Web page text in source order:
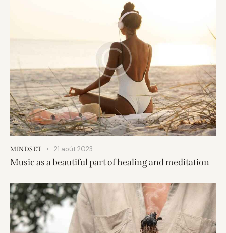
MINDSET 21 août 2023
Music as a beautiful part of healing and meditation